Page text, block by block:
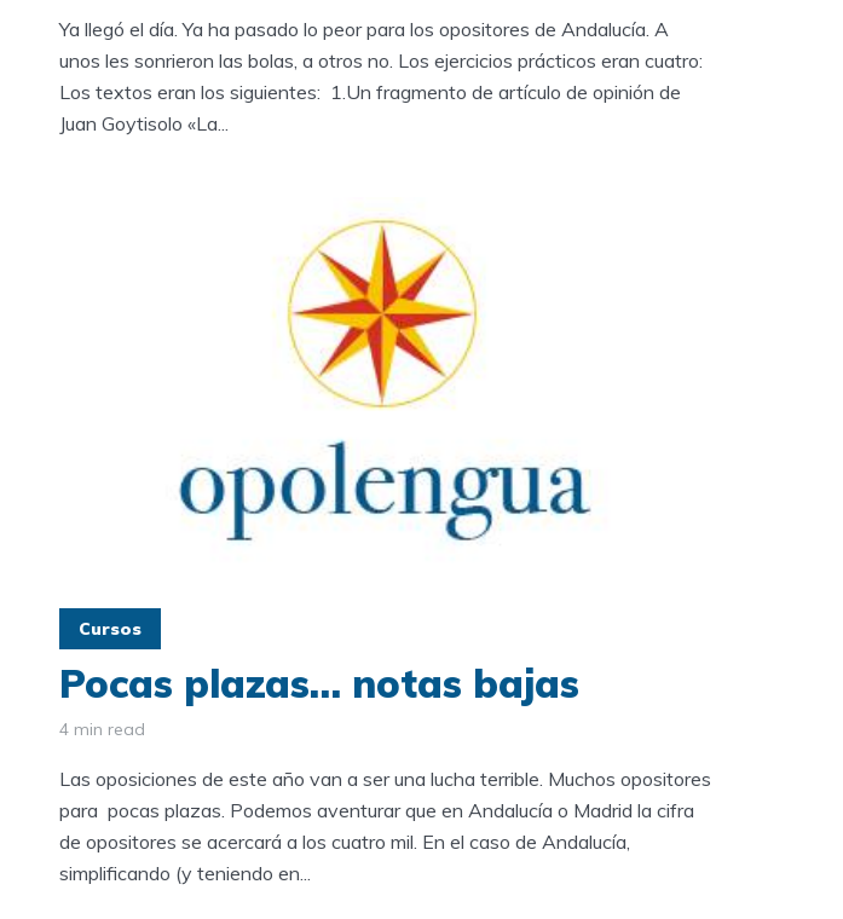
Ya llegó el día. Ya ha pasado lo peor para los opositores de Andalucía. A
unos les sonrieron las bolas, a otros no. Los ejercicios prácticos eran cuatro:
Los textos eran los siguientes: 1.Un fragmento de artículo de opinión de
Juan Goytisolo «La...
Cursos
Pocas plazas… notas bajas
4 min read
Las oposiciones de este año van a ser una lucha terrible. Muchos opositores
para pocas plazas. Podemos aventurar que en Andalucía o Madrid la cifra
de opositores se acercará a los cuatro mil. En el caso de Andalucía,
simplificando (y teniendo en...